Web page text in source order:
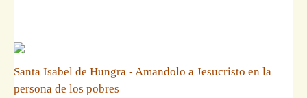
Santa Isabel de Hungra - Amandolo a Jesucristo en la
persona de los pobres